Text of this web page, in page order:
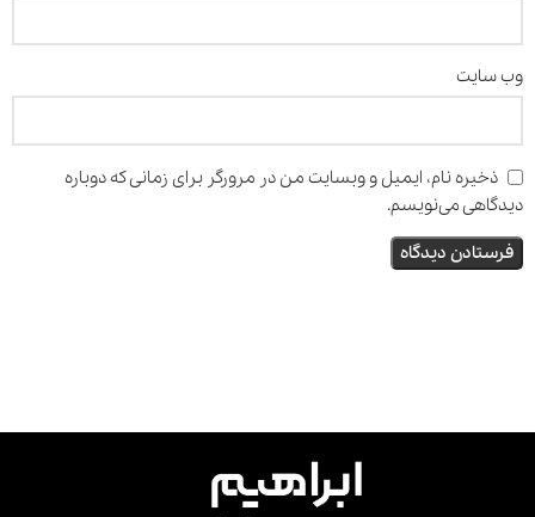
وب‌ سایت
ذخیره نام، ایمیل و وبسایت من در مرورگر برای زمانی که دوباره
دیدگاهی می‌نویسم.